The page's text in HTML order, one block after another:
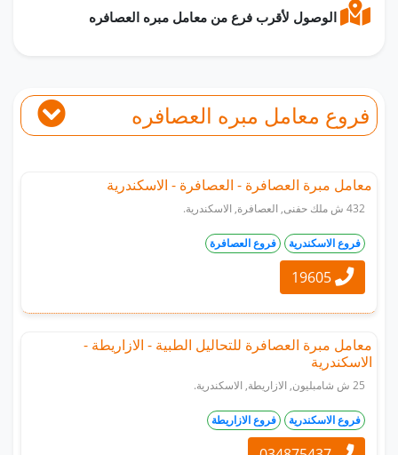
فروع معامل مبره العصافره
معامل مبرة العصافرة - العصافرة - الاسكندرية
432 ش ملك حفنى, العصافرة, الاسكندرية.
فروع الاسكندرية فروع العصافرة
معامل مبرة العصافرة للتحاليل الطبية - الازاريطة -
الاسكندرية
25 ش شامبليون, الازاريطة, الاسكندرية.
فروع الاسكندرية فروع الازاريطة